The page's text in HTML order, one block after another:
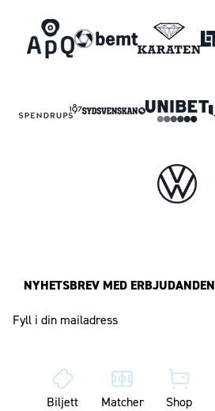
NYHETSBREV MED
Biljett Matcher Shop